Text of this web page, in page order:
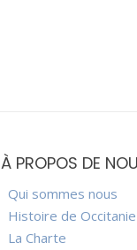
À PROPOS DE
Qui sommes nous
Histoire de
La Charte